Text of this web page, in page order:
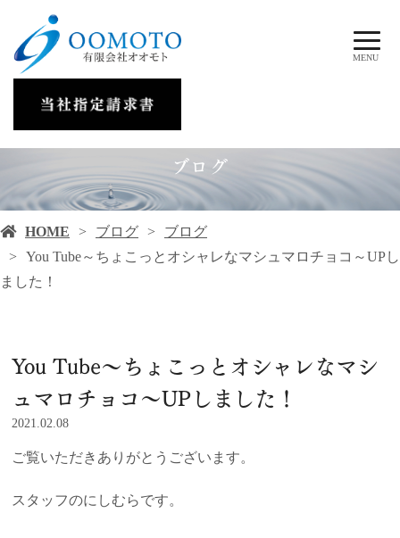
MENU
ブログ
HOME ブログ
ブログ
You Tube～ちょこっとオシャレなマシュマロチョコ～UPし
ました！
You Tube～ちょこっとオシャレなマシ
ュマロチョコ～UPしました！
2021.02.08
ご覧いただきありがとうございます。
スタッフのにしむらです。